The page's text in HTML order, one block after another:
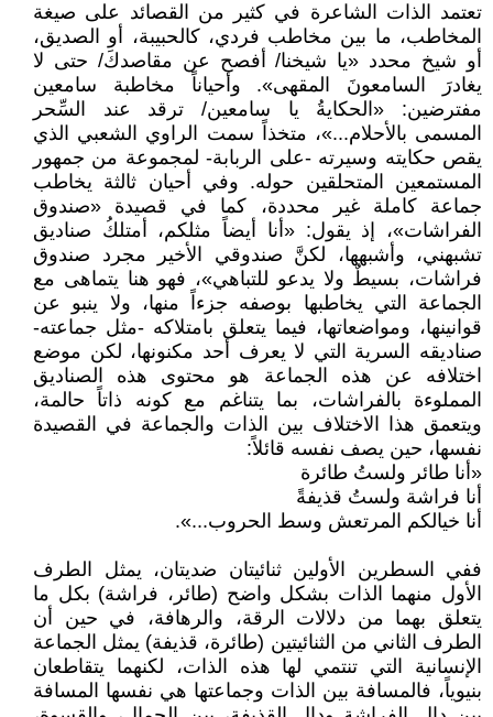
تعتمد الذات الشاعرة في كثير من القصائد على صيغة
المخاطب، ما بين مخاطب فردي، كالحبيبة، أو الصديق،
أو شيخ محدد «يا شيخنا/ أفصح عن مقاصدكَ/ حتى لا
يغادرَ السامعونَ المقهى». وأحياناً مخاطبة سامعين
مفترضين: «الحكايةُ يا سامعين/ ترقد عند السِّحر
المسمى بالأحلام...»، متخذاً سمت الراوي الشعبي الذي
يقص حكايته وسيرته -على الربابة- لمجموعة من جمهور
المستمعين المتحلقين حوله. وفي أحيان ثالثة يخاطب
جماعة كاملة غير محددة، كما في قصيدة «صندوق
الفراشات»، إذ يقول: «أنا أيضاً مثلكم، أمتلكُ صناديق
تشبهني، وأشبهها، لكنَّ صندوقي الأخير مجرد صندوق
فراشات، بسيطٌ ولا يدعو للتباهي»، فهو هنا يتماهى مع
الجماعة التي يخاطبها بوصفه جزءاً منها، ولا ينبو عن
قوانينها، ومواضعاتها، فيما يتعلق بامتلاكه -مثل جماعته-
صناديقه السرية التي لا يعرف أحد مكنونها، لكن موضع
اختلافه عن هذه الجماعة هو محتوى هذه الصناديق
المملوءة بالفراشات، بما يتناغم مع كونه ذاتاً حالمة،
ويتعمق هذا الاختلاف بين الذات والجماعة في القصيدة
نفسها، حين يصف نفسه قائلاً:
«أنا طائر ولستُ طائرة
أنا فراشة ولستُ قذيفةً
أنا خيالكم المرتعش وسط الحروب...».
ففي السطرين الأولين ثنائيتان ضديتان، يمثل الطرف
الأول منهما الذات بشكل واضح (طائر، فراشة) بكل ما
يتعلق بهما من دلالات الرقة، والرهافة، في حين أن
الطرف الثاني من الثنائيتين (طائرة، قذيفة) يمثل الجماعة
الإنسانية التي تنتمي لها هذه الذات، لكنهما يتقاطعان
بنيوياً، فالمسافة بين الذات وجماعتها هي نفسها المسافة